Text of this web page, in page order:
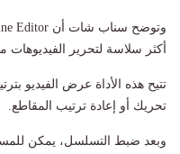
أكثر سلاسة لتحرير
تتيح هذه الأداة عرض الفيديو
تحريك أو إعادة ترتيب المقاطع.